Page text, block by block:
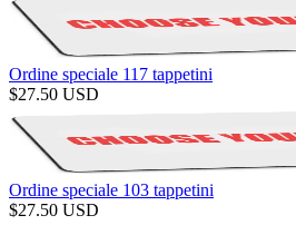
Ordine speciale 117 tappetini
$27.50 USD
Ordine speciale 103 tappetini
$27.50 USD